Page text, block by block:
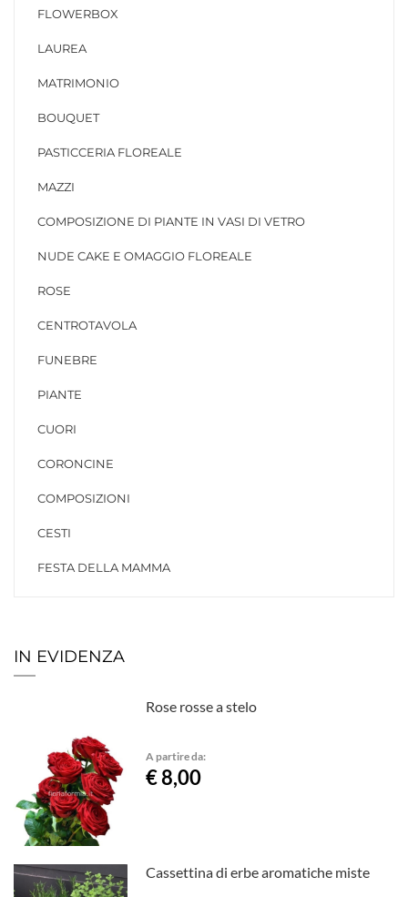
FLOWERBOX
LAUREA
MATRIMONIO
BOUQUET
PASTICCERIA FLOREALE
MAZZI
COMPOSIZIONE DI PIANTE IN VASI DI VETRO
NUDE CAKE E OMAGGIO FLOREALE
ROSE
CENTROTAVOLA
FUNEBRE
PIANTE
CUORI
CORONCINE
COMPOSIZIONI
CESTI
FESTA DELLA MAMMA
IN EVIDENZA
Rose rosse a stelo
A partire da:
€ 8,00
Cassettina di erbe aromatiche miste